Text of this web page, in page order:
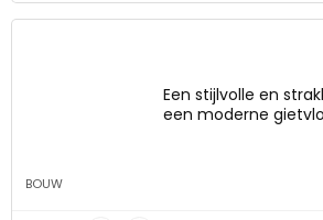
Een stijlvolle en
een moderne
BOUW